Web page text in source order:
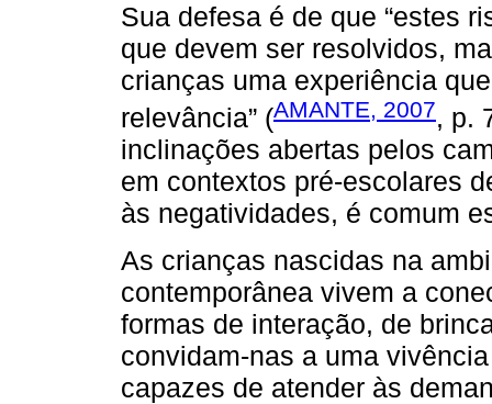
Sua defesa é de que “estes
que devem ser resolvidos,
crianças uma experiência
relevância” (AMANTE, 2007, p.
inclinações abertas pelos
em contextos pré-escolares
às negatividades, é comum
As crianças nascidas na
contemporânea vivem a
formas de interação, de
convidam-nas a uma
capazes de atender às